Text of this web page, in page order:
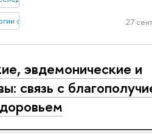
социального неравенства 27
эвдемонические и
связь с